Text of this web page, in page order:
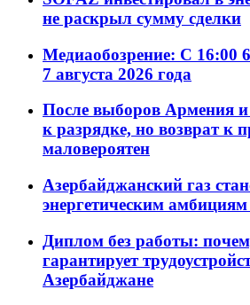
не раскрыл сумму сделки
Медиаобозрение: С 16:00
7 августа 2026 года
После выборов Армения
к разрядке, но возврат к
маловероятен
Азербайджанский газ
энергетическим
Диплом без работы:
гарантирует
Азербайджане